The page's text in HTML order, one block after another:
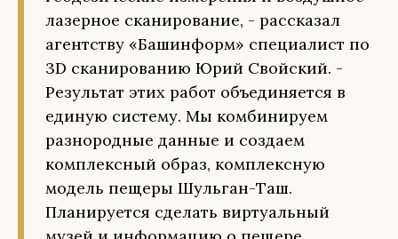
лазерное сканирование, - рассказал
агентству «Башинформ» специалист по
3D сканированию Юрий Свойский. -
Результат этих работ объединяется в
единую систему. Мы комбинируем
разнородные данные и создаем
комплексный образ, комплексную
модель пещеры Шульган-Таш.
Планируется сделать виртуальный